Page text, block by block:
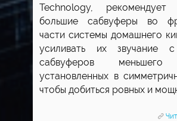
Technology, рекомендует
большие сабвуферы во
части системы домашнего
усиливать их звучание
сабвуферов меньшего
установленных в
чтобы добиться ровных и